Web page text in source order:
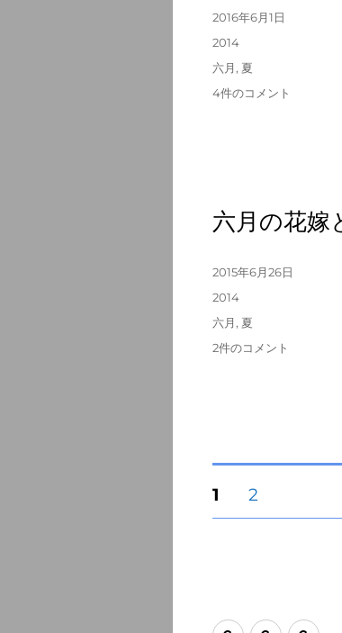
く
の
投
稿
2016年6月1日
カ
テ
リ
2014
タ
グ
六月, 夏
青々
朝
り
へ
の
4件のコメント
六月の花嫁
投
2015年6月26日
カ
テ
リ
2014
タ
グ
六月 , 夏
六
な
風
の
2件のコメント
投
ペ
固
1
固
2